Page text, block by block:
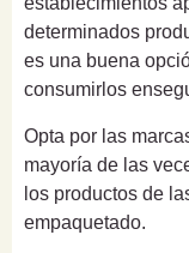
determinados
es una buena
consumirlos
Opta por las
mayoría de las
los productos de
empaquetado.